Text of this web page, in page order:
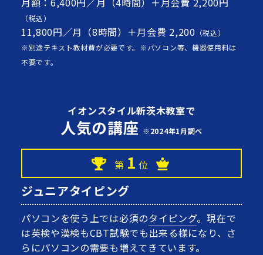
（税込）
11,800円／月（8時間）＋月会費 2,200 （税込）
※別途テキスト教材費が必要です。※パソコン等、機器使用料は
不要です。
イオンスタイル新茨木教室で
人気の講座 ※2024年1月調べ
第 1 位
ジュニアタイピング
パソコンを使う上では必須のタイピング。現在で
は英検や漢検もCBT試験でも出来る様になり、さ
らにパソコンの需要も増えてきています。